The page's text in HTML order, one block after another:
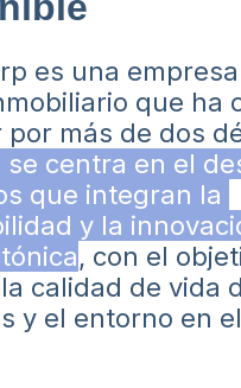
es una
que ha
por más de dos
se centra en el
que integran la
y la
, con el
calidad de vida
y el entorno en